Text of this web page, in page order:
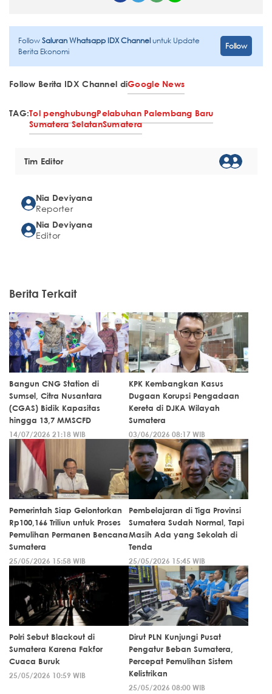
FollowSaluran Whatsapp IDX Channeluntuk Update
Berita Ekonomi
Follow
Follow Berita IDX Channel diGoogle News
TAG:Tol penghubungPelabuhan Palembang Baru
Sumatera SelatanSumatera
Tim Editor
Nia Deviyana
Reporter
Nia Deviyana
Editor
Berita Terkait
Bangun CNG Station di
Sumsel, Citra Nusantara
(CGAS) Bidik Kapasitas
hingga 13,7 MMSCFD
14/07/2026 21:18 WIB
KPK Kembangkan Kasus
Dugaan Korupsi Pengadaan
Kereta di DJKA Wilayah
Sumatera
03/06/2026 08:17 WIB
Pemerintah Siap Gelontorkan
Rp100,166 Triliun untuk Proses
Pemulihan Permanen Bencana
Sumatera
25/05/2026 15:58 WIB
Pembelajaran di Tiga Provinsi
Sumatera Sudah Normal, Tapi
Masih Ada yang Sekolah di
Tenda
25/05/2026 15:45 WIB
Polri Sebut Blackout di
Sumatera Karena Fakfor
Cuaca Buruk
25/05/2026 10:59 WIB
Dirut PLN Kunjungi Pusat
Pengatur Beban Sumatera,
Percepat Pemulihan Sistem
Kelistrikan
25/05/2026 08:00 WIB